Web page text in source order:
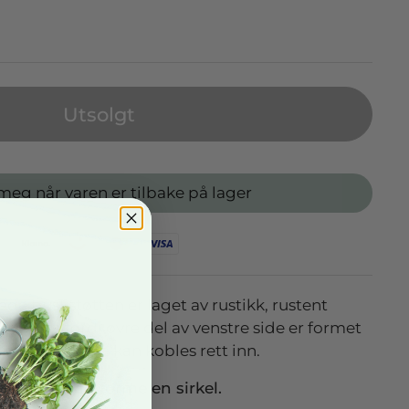
Utsolgt
når varen er tilbake på lager
buskstøtten er laget av rustikk, rustent
Dette fordi øvre del av venstre side er formet
ny buskstøtte kan kobles rett inn.
vil du forme en sirkel.